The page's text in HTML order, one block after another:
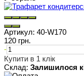
Артикул: 40-W170
120 грн.
-
Купити в 1 клік
Склад: Залишилося